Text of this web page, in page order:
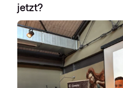
jetzt?